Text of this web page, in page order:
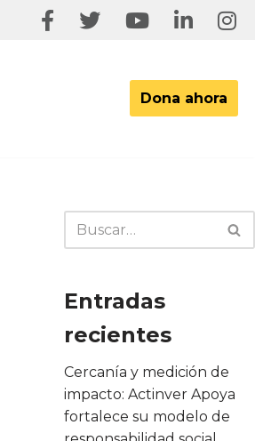
Dona ahora
Entradas
recientes
Cercanía y medición de
impacto: Actinver Apoya
fortalece su modelo de